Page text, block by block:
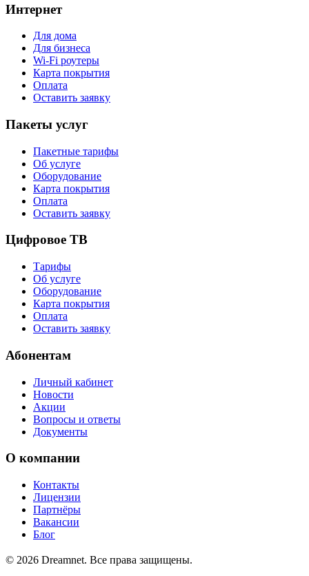
Интернет
Для дома
Для бизнеса
Wi-Fi роутеры
Карта покрытия
Оплата
Оставить заявку
Пакеты услуг
Пакетные тарифы
Об услуге
Оборудование
Карта покрытия
Оплата
Оставить заявку
Цифровое ТВ
Тарифы
Об услуге
Оборудование
Карта покрытия
Оплата
Оставить заявку
Абонентам
Личный кабинет
Новости
Акции
Вопросы и ответы
Документы
О компании
Контакты
Лицензии
Партнёры
Вакансии
Блог
© 2026 Dreamnet. Все права защищены.